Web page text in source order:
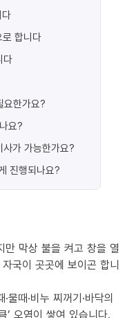
합니다
다
요한가요?
요?
가 가능한가요?
진행되나요?
만 막상 불을 켜고 창을 열
국이 곳곳에 보이곤 합니
때·비누 찌꺼기·바닥의
’ 오염이 쌓여 있습니다.